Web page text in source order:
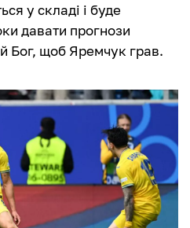
у складі і буде
давати прогнози
Бог, щоб Яремчук грав.